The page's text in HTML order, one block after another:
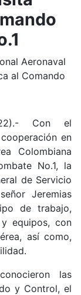
Con el
en
Colombiana
No.1, la
de Servicio
Jeremias
de trabajo,
equipos, con
así como,
las
y Control, el